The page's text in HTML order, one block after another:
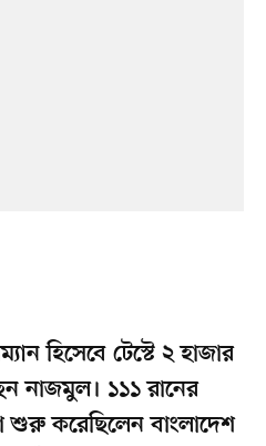
হিসেবে টেস্টে ২ হাজার
নাজমুল। ১১১ রানের
শুরু করেছিলেন বাংলাদেশ